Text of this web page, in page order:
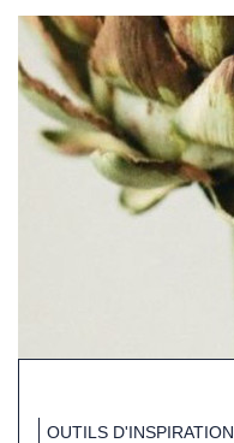
OUTILS D'INSPIRATION